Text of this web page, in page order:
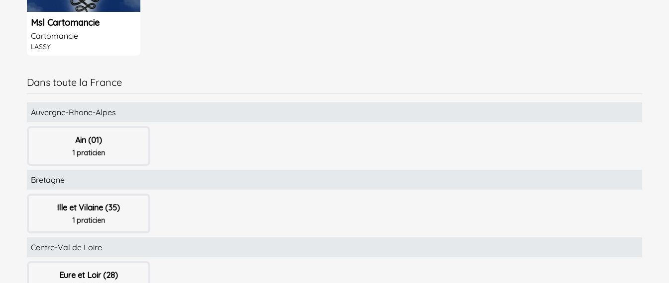
Msl Cartomancie
Cartomancie
LASSY
Dans toute la France
Auvergne-Rhone-Alpes
Ain (01)
1 praticien
Bretagne
Ille et Vilaine (35)
1 praticien
Centre-Val de Loire
Eure et Loir (28)